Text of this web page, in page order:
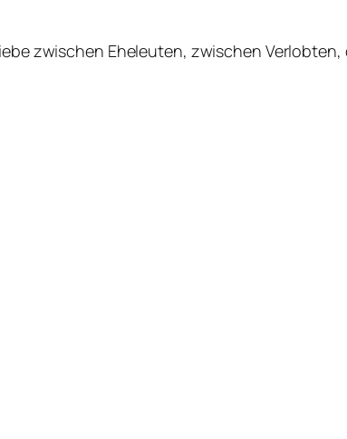
zwischen Eheleuten, zwischen Verlobten,